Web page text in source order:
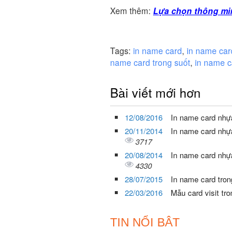
Xem thêm: Lựa chọn thông
Tags: in name card, in name
name card trong suốt, in name
Bài viết mới hơn
12/08/2016 In name card
20/11/2014
In name card
3717
20/08/2014
In name card
4330
28/07/2015
In name card
22/03/2016
Mẫu card visit
TIN NỔI BẬT